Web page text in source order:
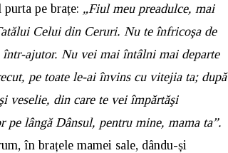
pe brațe: „Fiul meu preadulce, mai
Celui din Ceruri. Nu te înfricoşa de
ajutor. Nu vei mai întâlni mai departe
pe toate le-ai învins cu vitejia ta; după
veselie, din care te vei împărtăşi
lângă Dânsul, pentru mine, mama ta”.
în brațele mamei sale, dându-și